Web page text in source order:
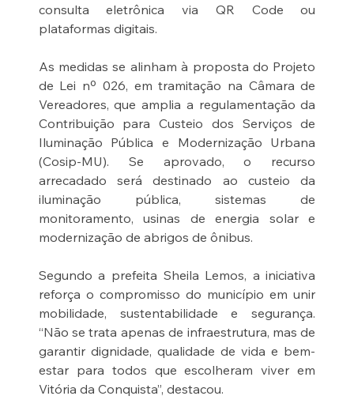
consulta eletrônica via QR Code ou
plataformas digitais.
As medidas se alinham à proposta do Projeto
de Lei nº 026, em tramitação na Câmara de
Vereadores, que amplia a regulamentação da
Contribuição para Custeio dos Serviços de
Iluminação Pública e Modernização Urbana
(Cosip-MU). Se aprovado, o recurso
arrecadado será destinado ao custeio da
iluminação pública, sistemas de
monitoramento, usinas de energia solar e
modernização de abrigos de ônibus.
Segundo a prefeita Sheila Lemos, a iniciativa
reforça o compromisso do município em unir
mobilidade, sustentabilidade e segurança.
“Não se trata apenas de infraestrutura, mas de
garantir dignidade, qualidade de vida e bem-
estar para todos que escolheram viver em
Vitória da Conquista”, destacou.